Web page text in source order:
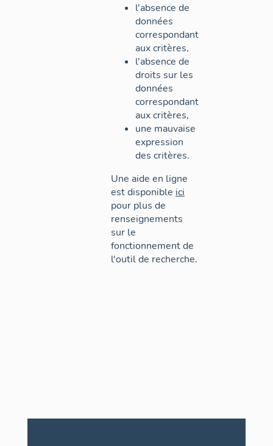
l'absence de
données
correspondant
aux critères,
l'absence de
droits sur les
données
correspondant
aux critères,
une mauvaise
expression
des critères.
Une aide en ligne
est disponible ici
pour plus de
renseignements
sur le
fonctionnement de
l'outil de recherche.